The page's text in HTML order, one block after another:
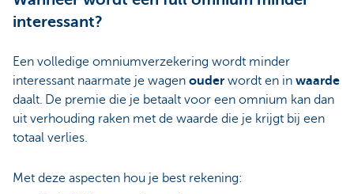
interessant?
Een volledige omniumverzekering wordt minder
interessant naarmate je wagen ouder wordt en in waarde
daalt. De premie die je betaalt voor een omnium kan dan
uit verhouding raken met de waarde die je krijgt bij een
totaal verlies.
Met deze aspecten hou je best rekening: